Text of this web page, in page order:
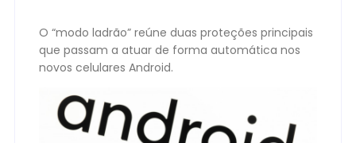
O “modo ladrão” reúne duas proteções principais
que passam a atuar de forma automática nos
novos celulares Android.